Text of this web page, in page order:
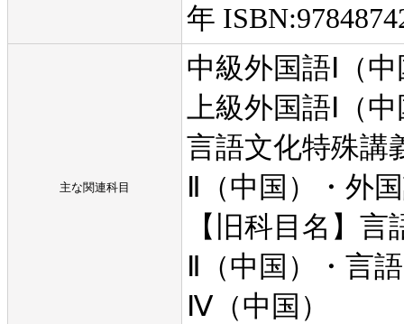
年
主な関連科目
中級外国語Ⅰ（
上級外国語Ⅰ（
言語文化特殊講
Ⅱ（中国）・外
【旧科目名】
Ⅱ（中国）・言
Ⅳ（中国）